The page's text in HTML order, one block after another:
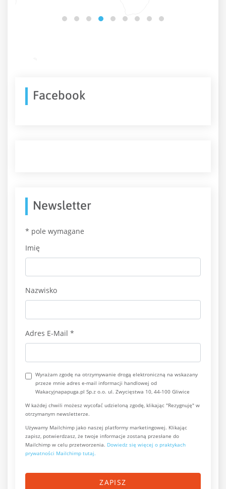
Facebook
Newsletter
* pole wymagane
Imię
Nazwisko
Adres E-Mail *
Wyrażam zgodę na otrzymywanie drogą elektroniczną na wskazany
przeze mnie adres e-mail informacji handlowej od
Wakacyjnapapuga.pl Sp.z o.o. ul. Zwycięstwa 10, 44-100 Gliwice
W każdej chwili możesz wycofać udzieloną zgodę, klikając "Rezygnuję" w
otrzymanym newsletterze.
Używamy Mailchimp jako naszej platformy marketingowej. Klikając
zapisz, potwierdzasz, że twoje informacje zostaną przesłane do
Mailchimp w celu przetworzenia. Dowiedz się więcej o praktykach
prywatności Mailchimp tutaj.
ZAPISZ